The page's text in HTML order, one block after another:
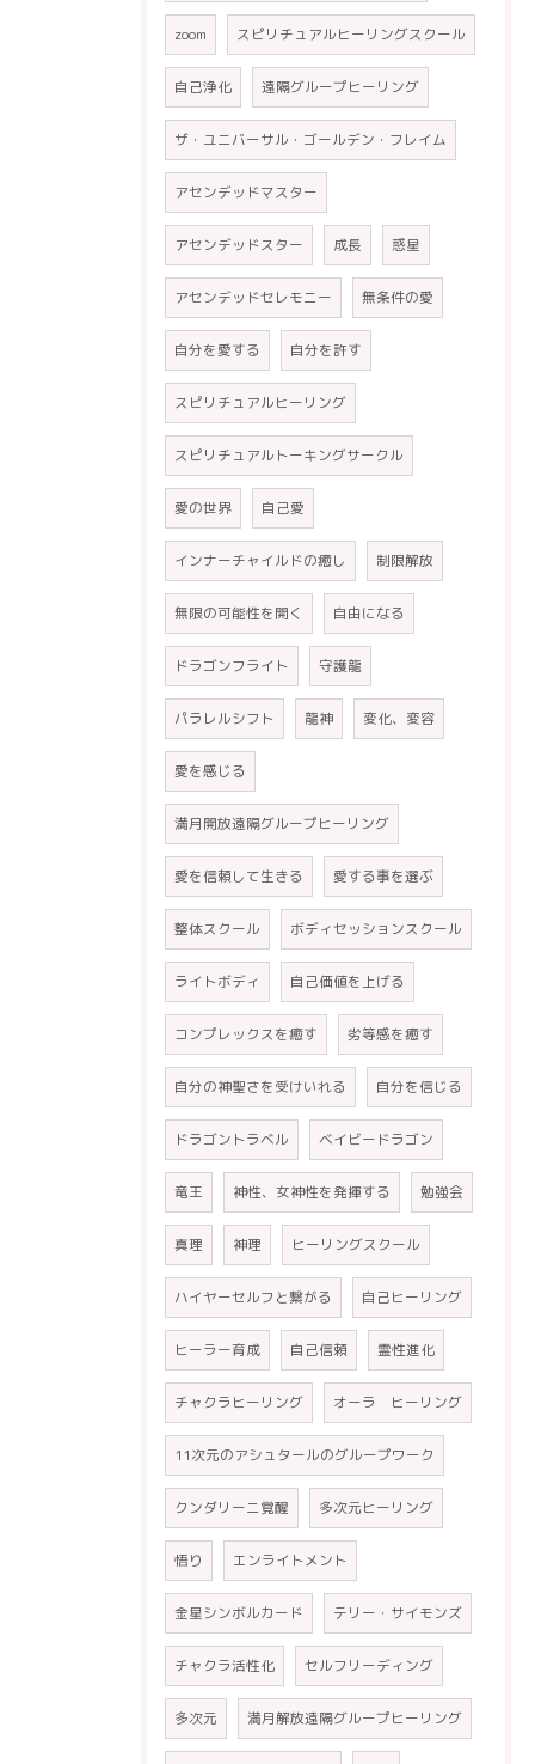
zoom スピリチュアルヒーリングスクール
自己浄化 遠隔グループヒーリング
ザ・ユニバーサル・ゴールデン・フレイム
アセンデッドマスター
アセンデッドスター 成長 惑星
アセンデッドセレモニー 無条件の愛
自分を愛する 自分を許す
スピリチュアルヒーリング
スピリチュアルトーキングサークル
愛の世界 自己愛
インナーチャイルドの癒し 制限解放
無限の可能性を開く 自由になる
ドラゴンフライト 守護龍
パラレルシフト 龍神 変化、変容
愛を感じる
満月開放遠隔グループヒーリング
愛を信頼して生きる 愛する事を選ぶ
整体スクール ボディセッションスクール
ライトボディ 自己価値を上げる
コンプレックスを癒す 劣等感を癒す
自分の神聖さを受けいれる 自分を信じる
ドラゴントラベル ベイビードラゴン
竜王 神性、女神性を発揮する 勉強会
真理 神理 ヒーリングスクール
ハイヤーセルフと繋がる 自己ヒーリング
ヒーラー育成 自己信頼 霊性進化
チャクラヒーリング オーラ ヒーリング
11次元のアシュタールのグループワーク
クンダリーニ覚醒 多次元ヒーリング
悟り エンライトメント
金星シンボルカード テリー・サイモンズ
チャクラ活性化 セルフリーディング
多次元 満月解放遠隔グループヒーリング